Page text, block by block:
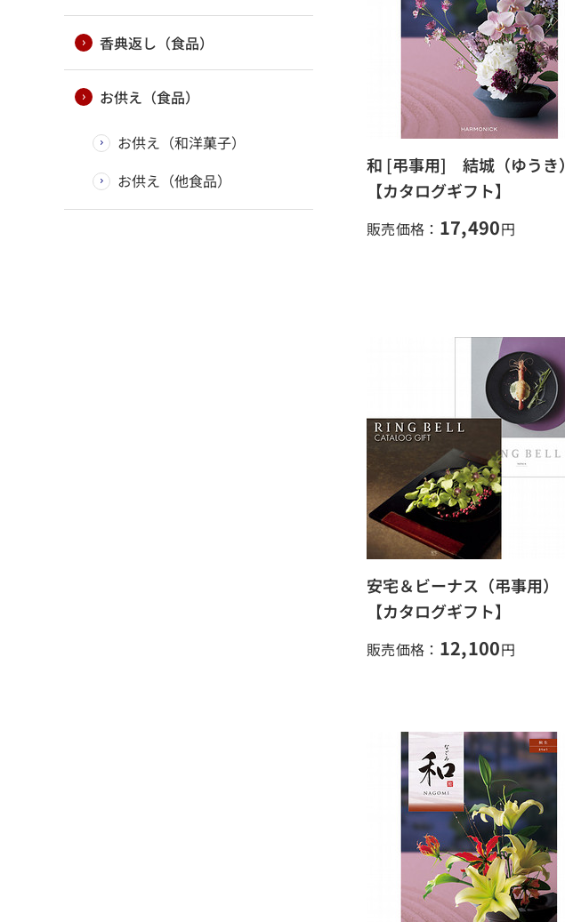
香典返し（食品）
お供え（食品）
お供え（和洋菓子）
お供え（他食品）
和 [弔事用] 結城（ゆうき）
【カタログギフト】
販売価格： 17,490円
安宅＆ビーナス（弔事用）
【カタログギフト】
販売価格： 12,100円